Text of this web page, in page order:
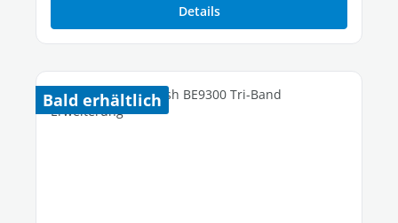
Details
Bald erhältlich